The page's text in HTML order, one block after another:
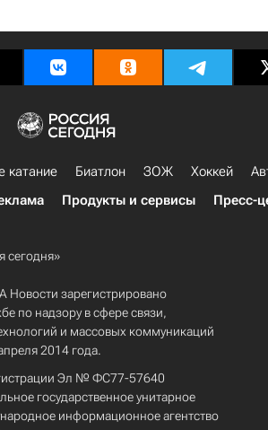
катание Биатлон ЗОЖ Хоккей
Продукты и сервисы Пресс-
сегодня»
Новости зарегистрировано
по надзору в сфере связи,
и массовых коммуникаций
2014 года.
Эл № ФС77-57640
государственное унитарное
информационное агентство